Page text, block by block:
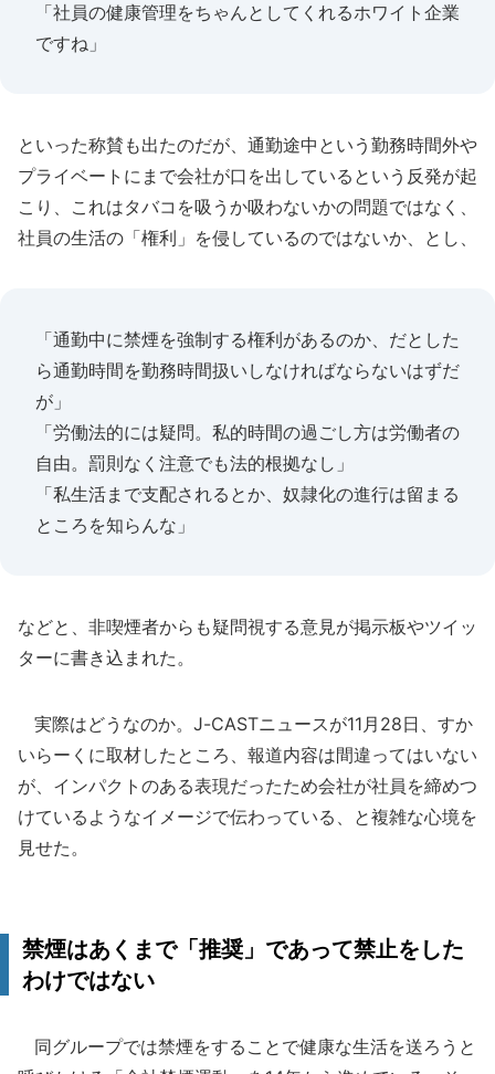
「社員の健康管理をちゃんとしてくれるホワイト企業
ですね」
といった称賛も出たのだが、通勤途中という勤務時間外や
プライベートにまで会社が口を出しているという反発が起
こり、これはタバコを吸うか吸わないかの問題ではなく、
社員の生活の「権利」を侵しているのではないか、とし、
「通勤中に禁煙を強制する権利があるのか、だとした
ら通勤時間を勤務時間扱いしなければならないはずだ
が」
「労働法的には疑問。私的時間の過ごし方は労働者の
自由。罰則なく注意でも法的根拠なし」
「私生活まで支配されるとか、奴隷化の進行は留まる
ところを知らんな」
などと、非喫煙者からも疑問視する意見が掲示板やツイッ
ターに書き込まれた。
実際はどうなのか。J-CASTニュースが11月28日、すか
いらーくに取材したところ、報道内容は間違ってはいない
が、インパクトのある表現だったため会社が社員を締めつ
けているようなイメージで伝わっている、と複雑な心境を
見せた。
禁煙はあくまで「推奨」であって禁止をした
わけではない
同グループでは禁煙をすることで健康な生活を送ろうと